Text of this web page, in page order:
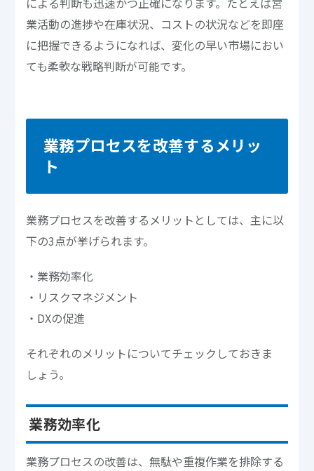
業活動の進捗や在庫状況、コストの状況などを即座
に把握できるようになれば、変化の早い市場におい
ても柔軟な戦略判断が可能です。
業務プロセスを改善するメリッ
ト
業務プロセスを改善するメリットとしては、主に以
下の3点が挙げられます。
・業務効率化
・リスクマネジメント
・DXの促進
それぞれのメリットについてチェックしておきま
しょう。
業務効率化
業務プロセスの改善は、無駄や重複作業を排除する